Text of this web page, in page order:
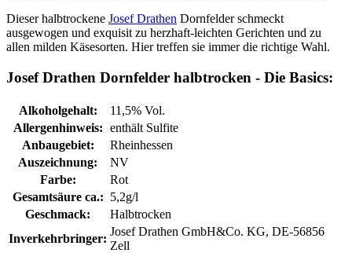
Dieser halbtrockene Josef Drathen Dornfelder schmeckt
ausgewogen und exquisit zu herzhaft-leichten Gerichten und zu
allen milden Käsesorten. Hier treffen sie immer die richtige Wahl.
Josef Drathen Dornfelder halbtrocken - Die Basics:
Alkoholgehalt:
11,5% Vol.
Allergenhinweis: enthält Sulfite
Anbaugebiet:
Rheinhessen
Auszeichnung:
NV
Farbe:
Rot
Gesamtsäure ca.: 5,2g/l
Geschmack:
Halbtrocken
Inverkehrbringer:
Josef Drathen GmbH&Co. KG, DE-56856
Zell